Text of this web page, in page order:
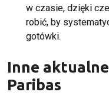
w czasie, dzięki
robić, by
gotówki.
Inne
Paribas